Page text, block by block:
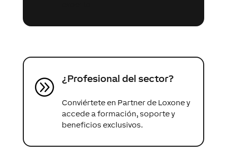
A ¿Profesional del sector?
Conviértete en Partner de Loxone y
accede a formación, soporte y
beneficios exclusivos.